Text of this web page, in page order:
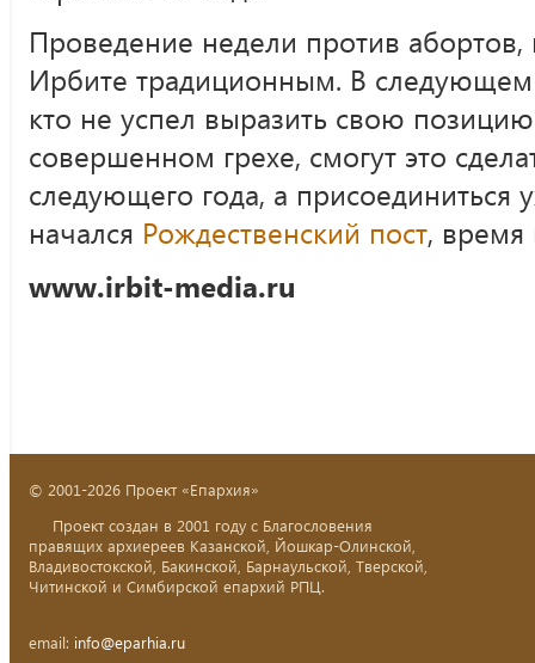
Проведение недели против абортов,
Ирбите традиционным. В следующем
кто не успел выразить свою
совершенном грехе, смогут это
следующего года, а присоединиться
начался Рождественский пост, время
www.irbit-media.ru
© 2001-2026 Проект «Епархия»
Проект создан в 2001 году с Благословения
правящих архиереев Казанской, Йошкар-Олинской,
Владивостокской, Бакинской, Барнаульской, Тверской,
Читинской и Симбирской епархий РПЦ.
email: info@eparhia.ru